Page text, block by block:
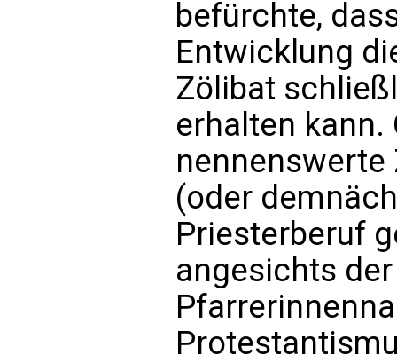
befürchte,
Entwicklung
Zölibat
erhalten kann.
nennenswerte
(oder
Priesterberuf
angesichts